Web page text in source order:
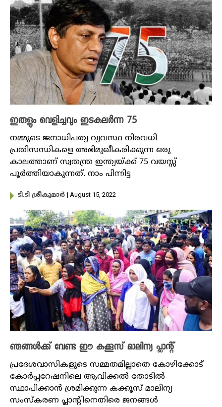
ഇരുളും വെളിച്ചവും ഇടകലർന്ന 75
നമ്മുടെ ജനാധിപത്യ വ്യവസ്ഥ നിരവധി
പ്രതിസന്ധികളെ അഭിമുഖീകരിക്കുന്ന ഒരു
കാലത്താണ് സ്വതന്ത്ര ഇന്ത്യയ്ക്ക് 75 വയസ്സ്
പൂർത്തിയാകുന്നത്. നാം പിന്നിട്ട
ടി.ടി ശ്രീകുമാർ | August 15, 2022
ഞങ്ങൾക്ക് വേണ്ട ഈ കക്കൂസ് മാലിന്യ പ്ലാന്റ്
പ്രദേശവാസികളുടെ സമ്മതമില്ലാതെ കോഴിക്കോട്
കോർപ്പറേഷനിലെ ആവിക്കൽ തോ‌‌ടിൽ
സ്ഥാപിക്കാൻ ശ്രമിക്കുന്ന കക്കൂസ് മാലിന്യ
സംസ്കരണ പ്ലാന്റിനെതിരെ ജനങ്ങൾ